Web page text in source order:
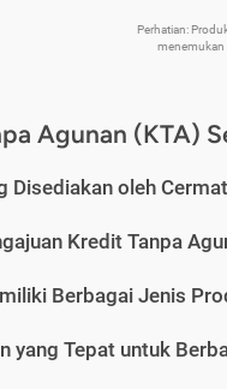
Perhatian:
menemukan
Agunan (KTA)
Disediakan oleh
Kredit Tanpa
Berbagai Jenis
yang Tepat untuk